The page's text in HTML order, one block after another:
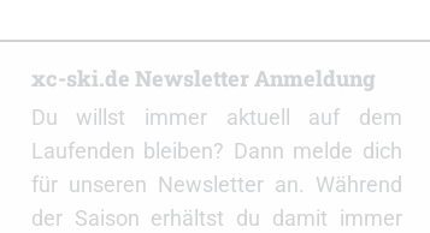
xc-ski.de Newsletter Anmeldung
Du willst immer aktuell auf dem
Laufenden bleiben? Dann melde dich
für unseren Newsletter an. Während
der Saison erhältst du damit immer